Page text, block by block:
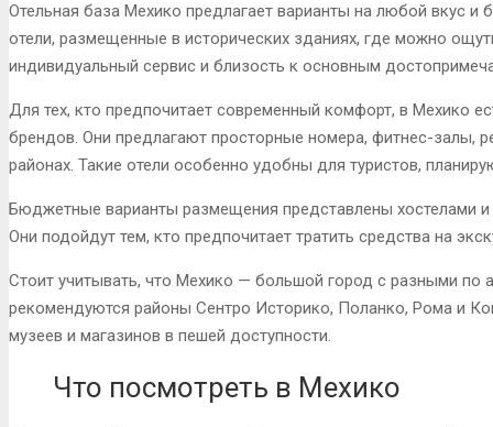
Отельная база Мехико предлагает варианты на любой вкус
отели, размещенные в исторических зданиях, где можно
индивидуальный сервис и близость к основным
Для тех, кто предпочитает современный комфорт, в Мехико
брендов. Они предлагают просторные номера, фитнес-залы,
районах. Такие отели особенно удобны для туристов,
Бюджетные варианты размещения представлены хостелами
Они подойдут тем, кто предпочитает тратить средства на
Стоит учитывать, что Мехико — большой город с разными по
рекомендуются районы Сентро Историко, Поланко, Рома и
музеев и магазинов в пешей доступности.
Что посмотреть в Мехико